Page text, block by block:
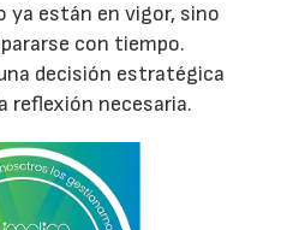
ya están en vigor, sino
con tiempo.
decisión estratégica
reflexión necesaria.